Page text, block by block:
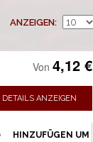
ANZEIGEN
Von 4,12 €
DETAILS ANZEIGEN
HINZUFÜGEN UM